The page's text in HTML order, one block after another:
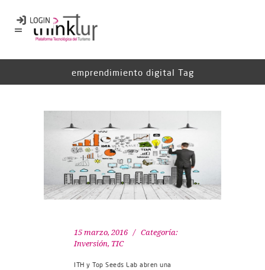
emprendimiento digital Tag
15 marzo, 2016
Categoría:
Inversión, TIC
ITH y Top Seeds Lab abren una